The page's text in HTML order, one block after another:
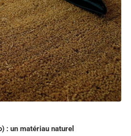
: un matériau naturel